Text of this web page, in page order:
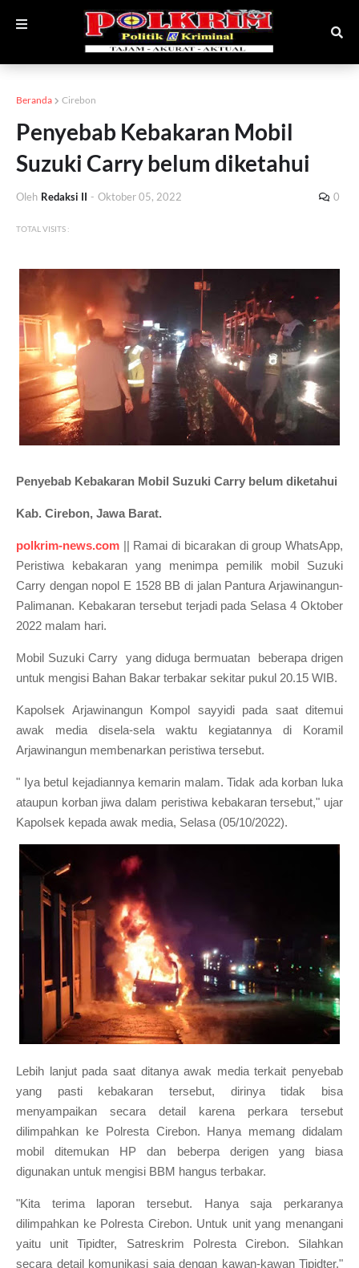
Beranda Cirebon
Penyebab Kebakaran Mobil
Suzuki Carry belum diketahui
Oleh Redaksi II - Oktober 05, 2022 0
TOTAL VISITS :
Penyebab Kebakaran Mobil Suzuki Carry belum diketahui
Kab. Cirebon, Jawa Barat.
polkrim-news.com || Ramai di bicarakan di group WhatsApp,
Peristiwa kebakaran yang menimpa pemilik mobil Suzuki
Carry dengan nopol E 1528 BB di jalan Pantura Arjawinangun-
Palimanan. Kebakaran tersebut terjadi pada Selasa 4 Oktober
2022 malam hari.
Mobil Suzuki Carry yang diduga bermuatan beberapa drigen
untuk mengisi Bahan Bakar terbakar sekitar pukul 20.15 WIB.
Kapolsek Arjawinangun Kompol sayyidi pada saat ditemui
awak media disela-sela waktu kegiatannya di Koramil
Arjawinangun membenarkan peristiwa tersebut.
" Iya betul kejadiannya kemarin malam. Tidak ada korban luka
ataupun korban jiwa dalam peristiwa kebakaran tersebut," ujar
Kapolsek kepada awak media, Selasa (05/10/2022).
Lebih lanjut pada saat ditanya awak media terkait penyebab
yang pasti kebakaran tersebut, dirinya tidak bisa
menyampaikan secara detail karena perkara tersebut
dilimpahkan ke Polresta Cirebon. Hanya memang didalam
mobil ditemukan HP dan beberpa derigen yang biasa
digunakan untuk mengisi BBM hangus terbakar.
"Kita terima laporan tersebut. Hanya saja perkaranya
dilimpahkan ke Polresta Cirebon. Untuk unit yang menangani
yaitu unit Tipidter, Satreskrim Polresta Cirebon. Silahkan
secara detail komunikasi saja dengan kawan-kawan Tipidter,"